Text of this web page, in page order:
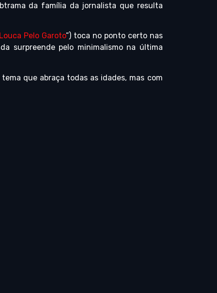
da família da jornalista que resulta
Pelo Garoto”) toca no ponto certo nas
surpreende pelo minimalismo na última
que abraça todas as idades, mas com